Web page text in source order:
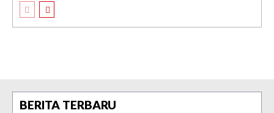
BERITA TERBARU